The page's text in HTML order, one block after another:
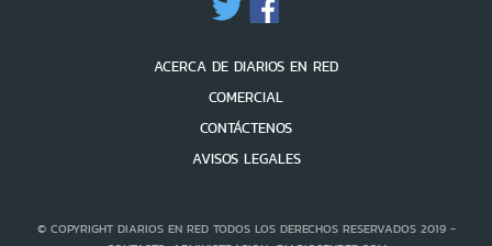
ACERCA DE DIARIOS EN RED
COMERCIAL
CONTÁCTENOS
AVISOS LEGALES
© COPYRIGHT DIARIOS EN RED TODOS LOS DERECHOS RESERVADOS 2019 -